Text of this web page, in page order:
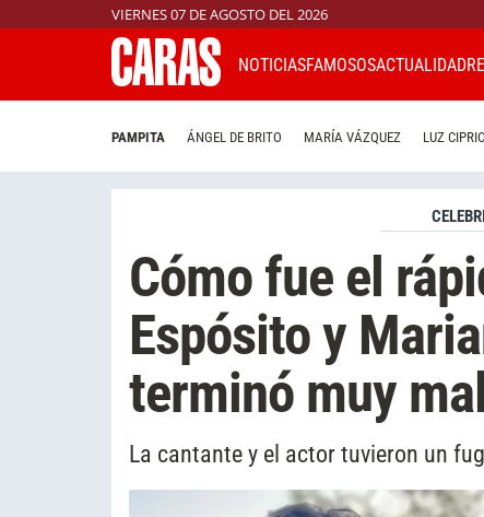
VIERNES 07 DE AGOSTO DEL 2026
NOTICIASFAMOSOSACTUALIDAD
PAMPITA ÁNGEL DE BRITO MARÍA VÁZQUEZ LUZ
Cómo fue el
Espósito y
terminó muy mal
La cantante y el actor tuvieron un